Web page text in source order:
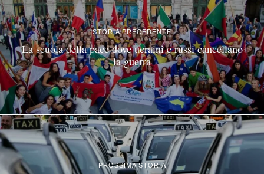
STORIA PRECEDENTE
La scuola della pace dove ucraini e russi cancellano
la guerra
PROSSIMA STORIA